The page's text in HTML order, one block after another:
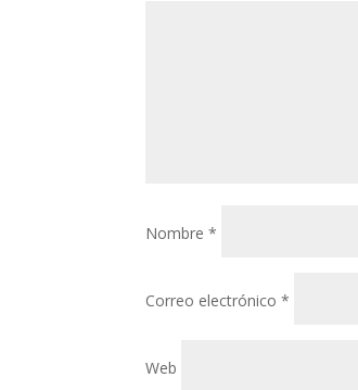
Nombre*
Correo electrónico*
Web